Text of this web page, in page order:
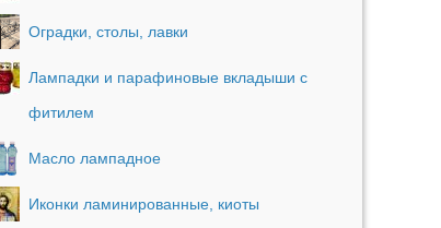
Оградки, столы, лавки
Лампадки и парафиновые вкладыши с
фитилем
Масло лампадное
Иконки ламинированные, киоты